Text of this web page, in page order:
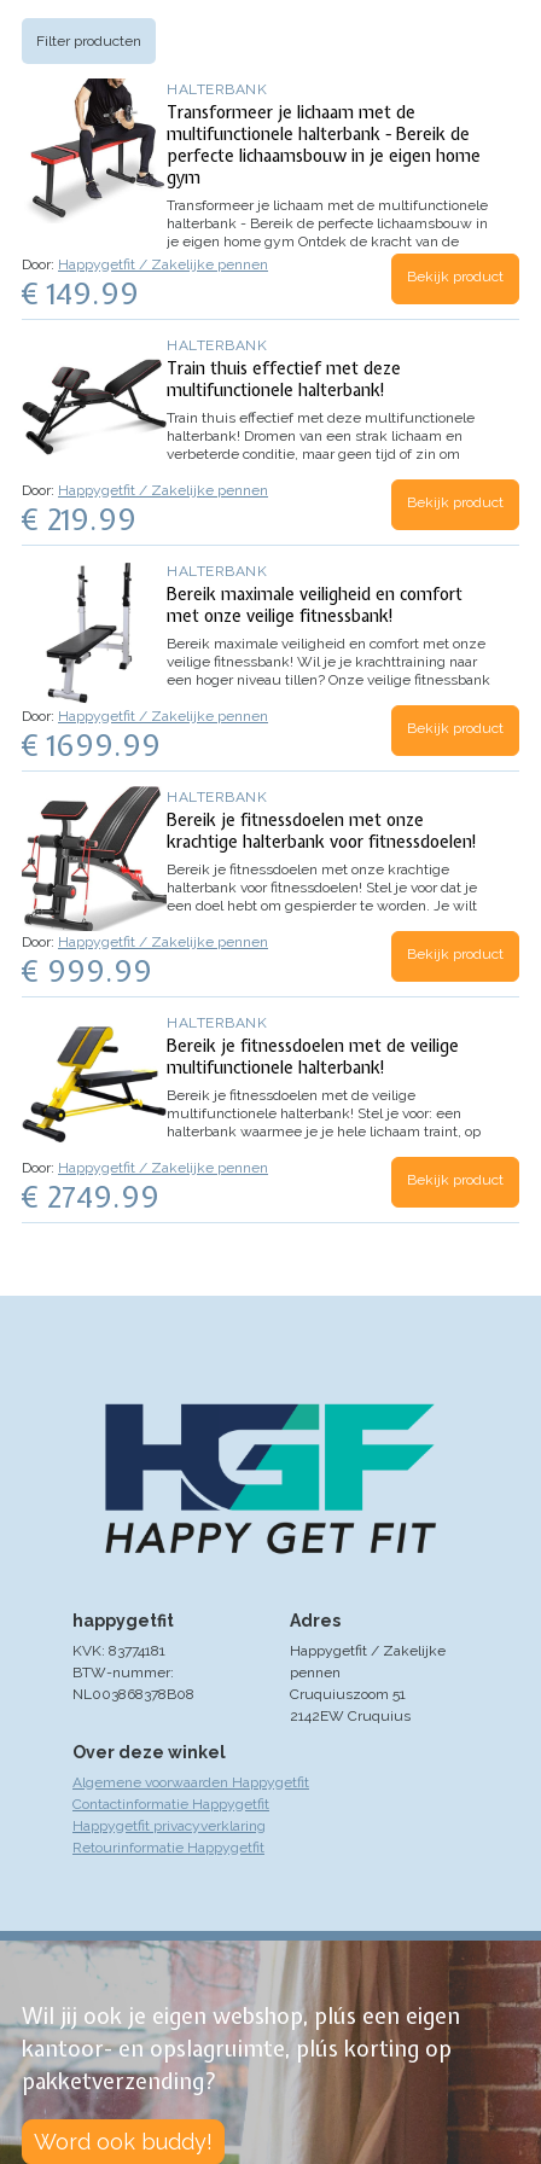
Filter producten
HALTERBANK
Transformeer je lichaam met de
multifunctionele halterbank - Bereik de
perfecte lichaamsbouw in je eigen home
gym
Transformeer je lichaam met de multifunctionele
halterbank - Bereik de perfecte lichaamsbouw in
je eigen home gym Ontdek de kracht van de
multifunctionele halterbank, het ultieme
fitnesstoestel voor krachttraining thuis. Met deze
veelzijdige bank kun je je hele bovenlichaam
Door: Happygetfit / Zakelijke pennen
€ 149.99 Bekijk product
HALTERBANK
Train thuis effectief met deze
multifunctionele halterbank!
Train thuis effectief met deze multifunctionele
halterbank! Dromen van een strak lichaam en
verbeterde conditie, maar geen tijd of zin om
multifunctionele halterbank kun je nu thuis
Door: Happygetfit / Zakelijke pennen
€ 219.99 Bekijk product
HALTERBANK
Bereik maximale veiligheid en comfort
met onze veilige fitnessbank!
Bereik maximale veiligheid en comfort met onze
veilige fitnessbank! Wil je je krachttraining naar
een hoger niveau tillen? Onze veilige fitnessbank
combinatie van veiligheid en comfort. De stevige
Door: Happygetfit / Zakelijke pennen
€ 1699.99 Bekijk product
HALTERBANK
Bereik je fitnessdoelen met onze
krachtige halterbank voor fitnessdoelen!
Bereik je fitnessdoelen met onze krachtige
halterbank voor fitnessdoelen! Stel je voor dat je
een doel hebt om gespierder te worden. Je wilt
moet beginnen. Wat als er een manier was om je
te helpen om je doelen te bereiken?…
Door: Happygetfit / Zakelijke pennen
€ 999.99 Bekijk product
HALTERBANK
Bereik je fitnessdoelen met de veilige
multifunctionele halterbank!
Bereik je fitnessdoelen met de veilige
multifunctionele halterbank! Stel je voor: een
halterbank waarmee je je hele lichaam traint, op
veilige multifunctionele halterbank is geen
Door: Happygetfit / Zakelijke pennen
€ 2749.99 Bekijk product
Over deze winkel
Algemene voorwaarden Happygetfit
Contactinformatie Happygetfit
Happygetfit privacyverklaring
Retourinformatie Happygetfit
Adres
Happygetfit / Zakelijke
pennen
Cruquiuszoom 51
2142EW Cruquius
happygetfit
KVK: 83774181
BTW-nummer:
NL003868378B08
Wil jij ook je eigen webshop, plús een eigen
kantoor- en opslagruimte, plús korting op
pakketverzending?
Word ook buddy!